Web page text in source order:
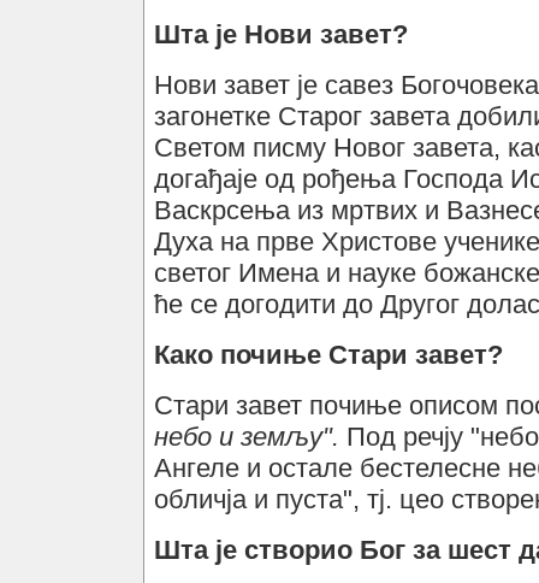
Шта је Нови завет?
Нови завет је савез
загонетке Старог завета
Светом писму Новог завета,
догађаје од рођења Господа
Васкрсења из мртвих и
Духа на прве Христове
светог Имена и науке
ће се догодити до Другог
Како почиње Стари завет?
Стари завет почиње описом
небо и земљу". Под речју
Ангеле и остале бестелесне
обличја и пуста", тј. цео
Шта је створио Бог за шест